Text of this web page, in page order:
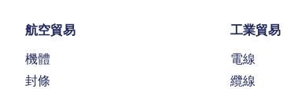
航空貿易
機體
封條
工業貿易
電線
纜線